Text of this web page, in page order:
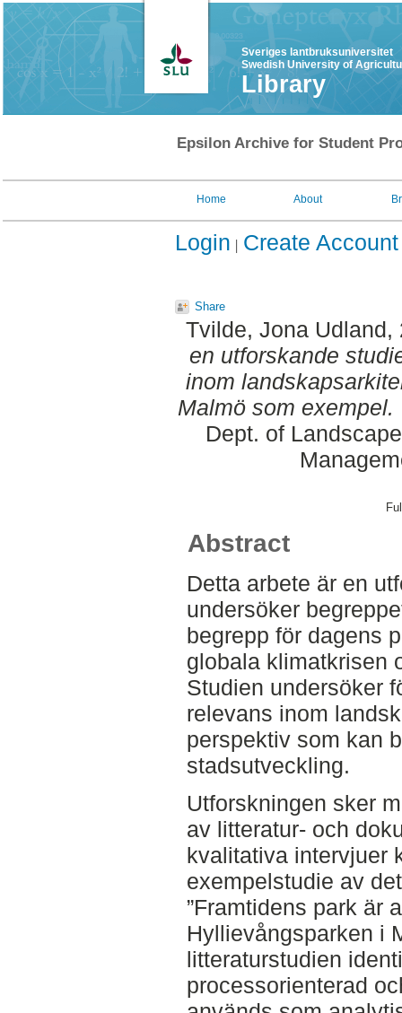
Sveriges lantbruksuniversitet
Swedish University of
Library
Epsilon Archive for Student
Home About
Login Create Account
Share
Tvilde, Jona Udland,
en utforskande
inom
Malmö som exempel.
Dept. of
Abstract
Detta arbete är en
undersöker
begrepp för dagens
globala klimatkrisen
Studien undersöker
relevans inom
perspektiv som kan
stadsutveckling.
Utforskningen sker
av litteratur- och
kvalitativa intervjuer
exempelstudie av
”Framtidens park är
Hyllievångsparken i
litteraturstudien
processorienterad